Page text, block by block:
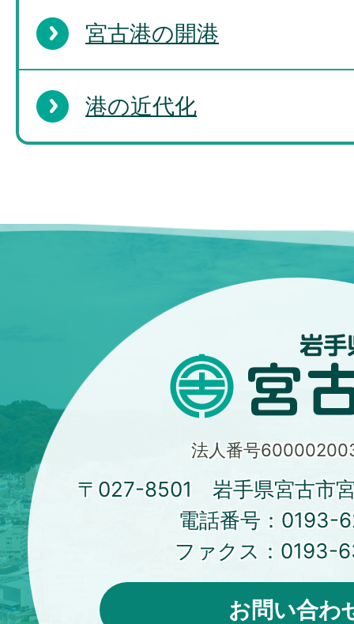
宮古港の開港
港の近代化
法人番号
〒027-8501 岩手県宮古市
電話番号： 0193-
ファクス： 0193-
お問い合わ